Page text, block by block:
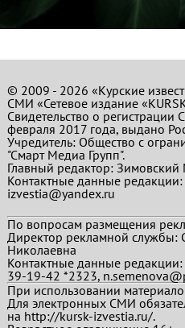
© 2009 - 2026 «Курские
СМИ «Сетевое издание
Свидетельство о
февраля 2017 года, выдано
Учредитель: Общество с
"Смарт Медиа Групп".
Главный редактор:Зимовский
Контактные данные
izvestia@yandex.ru
По вопросам размещения
Директор рекламной службы:
Николаевна
Контактные данные
39-19-42 *2323,
При использовании
Для электронных СМИ
на http://kursk-izvestia.ru/.